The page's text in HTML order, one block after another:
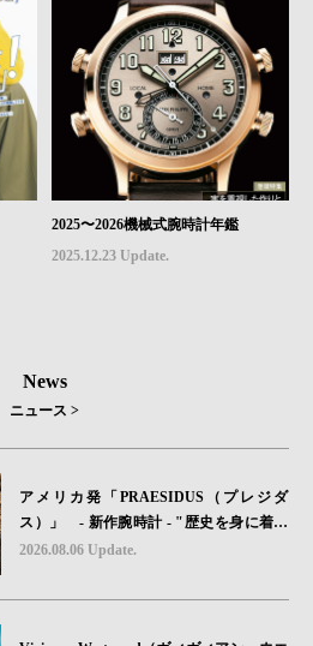
2025〜2026機械式腕時計年鑑
2025.12.23 Update.
News
ニュース >
アメリカ発「PRAESIDUS（プレジダ
ス）」 - 新作腕時計 - "歴史を身に着け
る“ -戦場を駆け抜けたWillys MBのボンネ
砂を文字盤に閉じ込めた「A-11」コレク
2026.08.06 Update.